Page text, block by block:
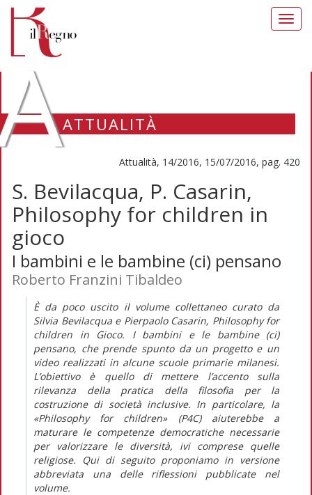
ATTUALITÀ
Attualità, 14/2016, 15/07/2016, pag. 420
S. Bevilacqua, P. Casarin,
Philosophy for children in
gioco
I bambini e le bambine (ci) pensano
Roberto Franzini Tibaldeo
È da poco uscito il volume collettaneo curato da
Silvia Bevilacqua e Pierpaolo Casarin, Philosophy for
children in Gioco. I bambini e le bambine (ci)
pensano, che prende spunto da un progetto e un
video realizzati in alcune scuole primarie milanesi.
L’obiettivo è quello di mettere l’accento sulla
rilevanza della pratica della filosofia per la
costruzione di società inclusive. In particolare, la
«Philosophy for children» (P4C) aiuterebbe a
maturare le competenze democratiche necessarie
per valorizzare le diversità, ivi comprese quelle
religiose. Qui di seguito proponiamo in versione
abbreviata una delle riflessioni pubblicate nel
volume.